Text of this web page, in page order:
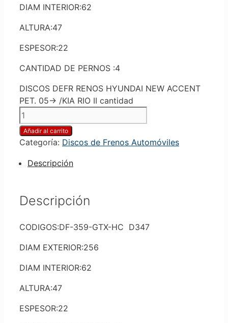
DIAM INTERIOR:62
ALTURA:47
ESPESOR:22
CANTIDAD DE PERNOS :4
DISCOS DEFR RENOS HYUNDAI NEW ACCENT
PET. 05-> /KIA RIO II cantidad
Añadir al carrito
Categoría: Discos de Frenos Automóviles
Descripción
Descripción
CODIGOS:DF-359-GTX-HC D347
DIAM EXTERIOR:256
DIAM INTERIOR:62
ALTURA:47
ESPESOR:22